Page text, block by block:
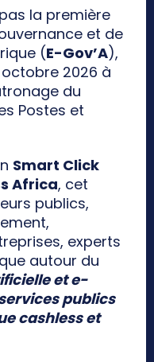
la première
et de
(E-Gov’A),
octobre 2026 à
du
Postes et
Smart Click
Africa, cet
publics,
experts
autour du
et e-
publics
cashless et